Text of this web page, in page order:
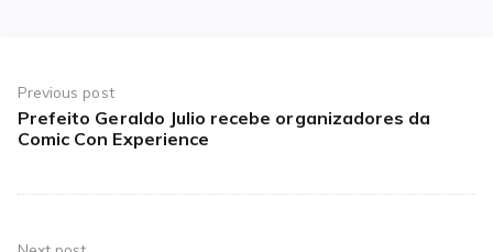
de
Post
Previous post
Previous
post:
Prefeito Geraldo Julio recebe organizadores da
Comic Con Experience